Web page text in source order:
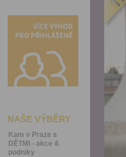
NAŠE VÝBĚRY
Kam v Praze s
DĚTMI - akce &
podniky